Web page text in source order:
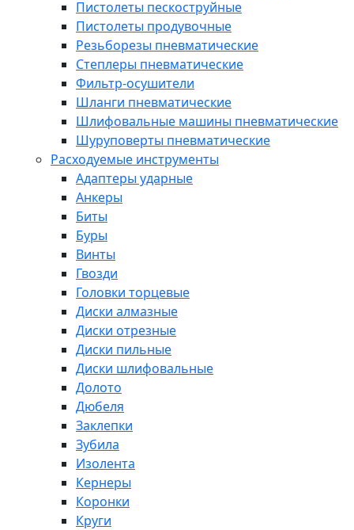
Пистолеты пескоструйные
Пистолеты продувочные
Резьборезы пневматические
Степлеры пневматические
Фильтр-осушители
Шланги пневматические
Шлифовальные машины пневматические
Шуруповерты пневматические
Расходуемые инструменты
Адаптеры ударные
Анкеры
Биты
Буры
Винты
Гвозди
Головки торцевые
Диски алмазные
Диски отрезные
Диски пильные
Диски шлифовальные
Долото
Дюбеля
Заклепки
Зубила
Изолента
Кернеры
Коронки
Круги